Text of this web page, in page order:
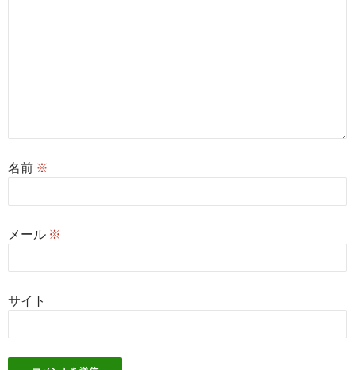
名前 ※
メール ※
サイト